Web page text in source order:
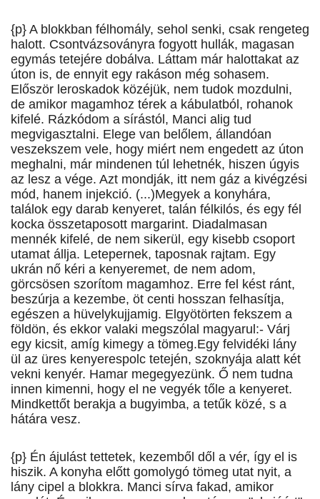
{p} A blokkban félhomály, sehol senki, csak rengeteg
halott. Csontvázsoványra fogyott hullák, magasan
egymás tetejére dobálva. Láttam már halottakat az
úton is, de ennyit egy rakáson még sohasem.
Először leroskadok közéjük, nem tudok mozdulni,
de amikor magamhoz térek a kábulatból, rohanok
kifelé. Rázkódom a sírástól, Manci alig tud
megvigasztalni. Elege van belőlem, állandóan
veszekszem vele, hogy miért nem engedett az úton
meghalni, már mindenen túl lehetnék, hiszen úgyis
az lesz a vége. Azt mondják, itt nem gáz a kivégzési
mód, hanem injekció. (...)Megyek a konyhára,
találok egy darab kenyeret, talán félkilós, és egy fél
kocka összetaposott margarint. Diadalmasan
mennék kifelé, de nem sikerül, egy kisebb csoport
utamat állja. Letepernek, taposnak rajtam. Egy
ukrán nő kéri a kenyeremet, de nem adom,
görcsösen szorítom magamhoz. Erre fel kést ránt,
beszúrja a kezembe, öt centi hosszan felhasítja,
egészen a hüvelykujjamig. Elgyötörten fekszem a
földön, és ekkor valaki megszólal magyarul:- Várj
egy kicsit, amíg kimegy a tömeg.Egy felvidéki lány
ül az üres kenyerespolc tetején, szoknyája alatt két
vekni kenyér. Hamar megegyezünk. Ő nem tudna
innen kimenni, hogy el ne vegyék tőle a kenyeret.
Mindkettőt berakja a bugyimba, a tetűk közé, s a
hátára vesz.
{p} Én ájulást tettetek, kezemből dől a vér, így el is
hiszik. A konyha előtt gomolygó tömeg utat nyit, a
lány cipel a blokkra. Manci sírva fakad, amikor